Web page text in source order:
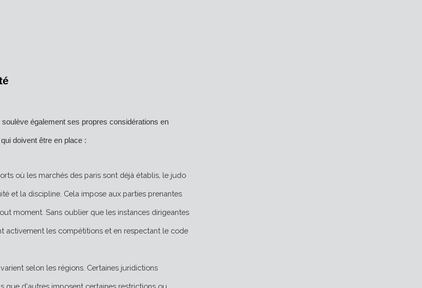
également ses propres considérations en
doivent être en place :
où les marchés des paris sont déjà établis, le judo
et la discipline. Cela impose aux parties prenantes
moment. Sans oublier que les instances dirigeantes
activement les compétitions et en respectant le code
selon les régions. Certaines juridictions
que d'autres imposent certaines restrictions ou